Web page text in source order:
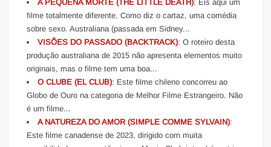
A PEQUENA MORTE (THE LITTLE DEATH): Eis aqui um
filme totalmente diferente. Como diz o cartaz, uma comédia
sobre sexo. Australiana (passada em Sidney...
VISÕES DO PASSADO (BACKTRACK): O roteiro desta
produção australiana de 2015 não apresenta elementos muito
originais, mas o filme tem uma boa...
O CLUBE (EL CLUB): Este filme chileno concorreu ao
Globo de Ouro na categoria de Melhor Filme Estrangeiro. Não
é um filme...
A NATUREZA DO AMOR (SIMPLE COMME SYLVAIN):
Este filme canadense de 2023, dirigido com muita